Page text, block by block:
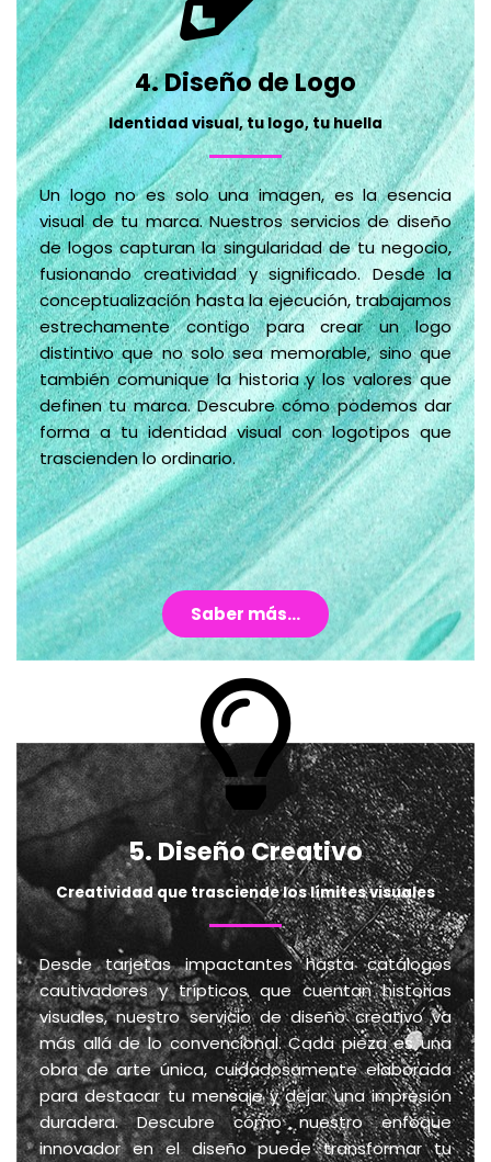
4. Diseño de Logo
Identidad visual, tu logo, tu huella
Un logo no es solo una imagen, es la esencia
visual de tu marca. Nuestros servicios de diseño
de logos capturan la singularidad de tu negocio,
fusionando creatividad y significado. Desde la
conceptualización hasta la ejecución, trabajamos
estrechamente contigo para crear un logo
distintivo que no solo sea memorable, sino que
también comunique la historia y los valores que
definen tu marca. Descubre cómo podemos dar
forma a tu identidad visual con logotipos que
trascienden lo ordinario.
Saber más...
5. Diseño Creativo
Creatividad que trasciende los límites visuales
Desde tarjetas impactantes hasta catálogos
cautivadores y trípticos que cuentan historias
visuales, nuestro servicio de diseño creativo va
más allá de lo convencional. Cada pieza es una
obra de arte única, cuidadosamente elaborada
para destacar tu mensaje y dejar una impresión
duradera. Descubre cómo nuestro enfoque
innovador en el diseño puede transformar tu